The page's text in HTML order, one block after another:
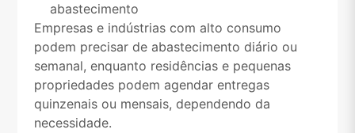
abastecimento
Empresas e indústrias com alto consumo
podem precisar de abastecimento diário ou
semanal, enquanto residências e pequenas
propriedades podem agendar entregas
quinzenais ou mensais, dependendo da
necessidade.